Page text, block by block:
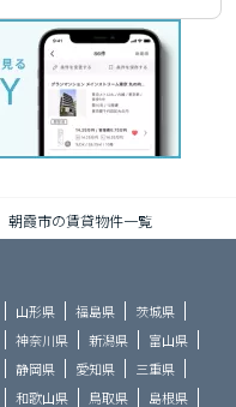
朝霞市の賃貸物件一覧
山形県 福島県
茨城県
神奈川県 新潟県
富山県
静岡県 愛知県
三重県
和歌山県 鳥取県 島根県